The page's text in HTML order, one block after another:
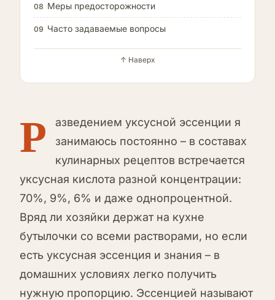
08 Меры предосторожности
09 Часто задаваемые вопросы
↑ Наверх
Р
азведением уксусной эссенции я
занимаюсь постоянно – в составах
кулинарных рецептов встречается
уксусная кислота разной концентрации:
70%, 9%, 6% и даже однопроцентной.
Вряд ли хозяйки держат на кухне
бутылочки со всеми растворами, но если
есть уксусная эссенция и знания – в
домашних условиях легко получить
нужную пропорцию. Эссенцией называют